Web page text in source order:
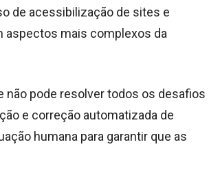
de acessibilização de sites e
aspectos mais complexos da
não pode resolver todos os desafios
e correção automatizada de
humana para garantir que as